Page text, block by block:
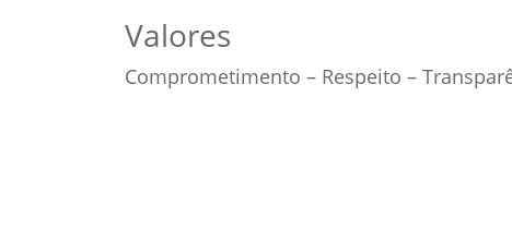
Valores
Comprometimento – Respeito –